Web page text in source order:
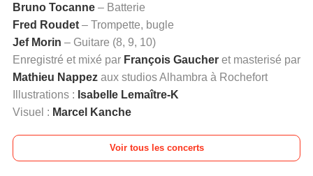
Bruno Tocanne– Batterie
Fred Roudet– Trompette, bugle
Jef Morin – Guitare (8, 9, 10)
Enregistré et mixé par François Gaucheret masterisé par
Mathieu Nappezaux studios Alhambra à Rochefort
Illustrations : Isabelle Lemaître-K
Visuel : Marcel Kanche
Voir tous les concerts